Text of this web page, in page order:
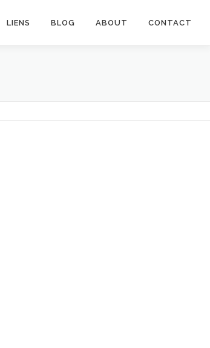
LIENS BLOG ABOUT CONTACT